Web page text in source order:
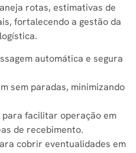
rotas, estimativas de
fortalecendo a gestão da
automática e segura
sem paradas, minimizando
para facilitar operação em
de recebimento.
cobrir eventualidades em